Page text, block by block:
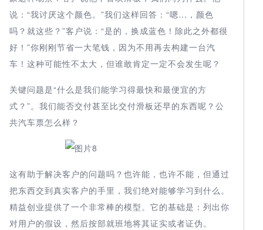
说：“我讨厌这个颜色。”我们这样回答：“嗯…，颜色
吗？就这些？”客户说：“是的，换成蓝色！除此之外都很
好！”你刚刚节省一大笔钱，因为不用再去构建一台汽
车！这种可能性不太大，但谁敢肯定一定不会发生呢？
关键问题是“什么是我们能学习得最快和最便宜的方
式？”。我们能否交付甚至比交付滑板还早的东西呢？公
共汽车票怎么样？
这有助于解决客户的问题吗？也许能，也许不能，但通过
把东西交到真实客户的手里，我们绝对能够学习到什么。
精益创业提供了一个非常棒的模型。它的基础是：列出你
对用户的假设，然后按部就班地将其证实或者证伪。